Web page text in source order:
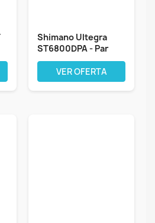
Shimano Ultegra
ST6800DPA - Par
Palancas 11X2V....
VER OFERTA